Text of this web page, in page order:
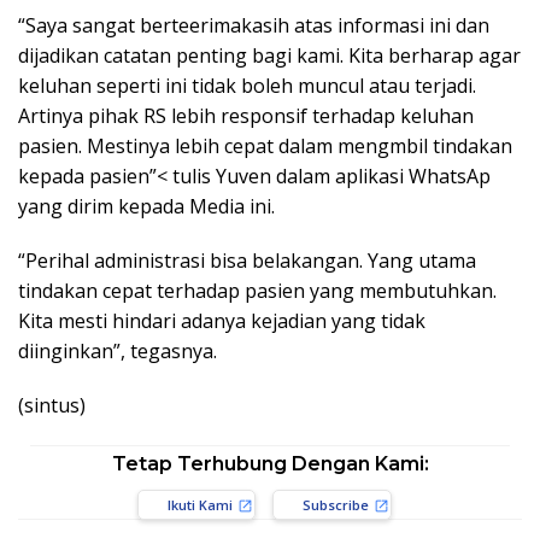
“Saya sangat berteerimakasih atas informasi ini dan
dijadikan catatan penting bagi kami. Kita berharap agar
keluhan seperti ini tidak boleh muncul atau terjadi.
Artinya pihak RS lebih responsif terhadap keluhan
pasien. Mestinya lebih cepat dalam mengmbil tindakan
kepada pasien”< tulis Yuven dalam aplikasi WhatsAp
yang dirim kepada Media ini.
“Perihal administrasi bisa belakangan. Yang utama
tindakan cepat terhadap pasien yang membutuhkan.
Kita mesti hindari adanya kejadian yang tidak
diinginkan”, tegasnya.
(sintus)
Tetap Terhubung Dengan Kami:
Ikuti Kami Subscribe